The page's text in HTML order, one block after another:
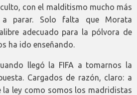
con el malditismo mucho más
parar. Solo falta que Morata
adecuado para la pólvora de
ha ido enseñando.
llegó la FIFA a tomarnos la
Cargados de razón, claro: a
la ley como somos los madridistas